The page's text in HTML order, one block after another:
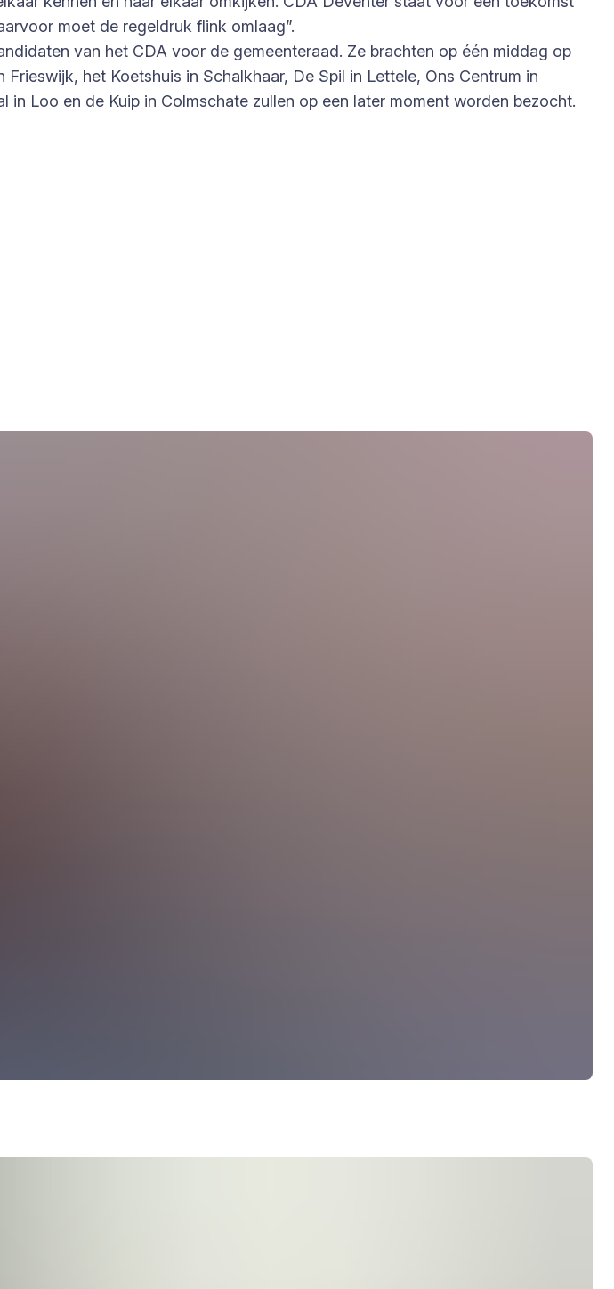
moet de regeldruk flink omlaag”.
van het CDA voor de gemeenteraad. Ze brachten op één middag op
het Koetshuis in Schalkhaar, De Spil in Lettele, Ons Centrum in
Loo en de Kuip in Colmschate zullen op een later moment worden bezocht.